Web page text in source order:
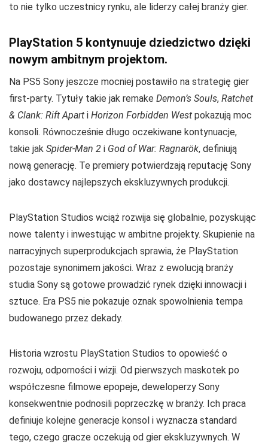
to nie tylko uczestnicy rynku, ale liderzy całej branży gier.
PlayStation 5 kontynuuje dziedzictwo dzięki
nowym ambitnym projektom.
Na PS5 Sony jeszcze mocniej postawiło na strategię gier
first-party. Tytuły takie jak remake Demon’s Souls, Ratchet
& Clank: Rift Apart i Horizon Forbidden West pokazują moc
konsoli. Równocześnie długo oczekiwane kontynuacje,
takie jak Spider-Man 2 i God of War: Ragnarök, definiują
nową generację. Te premiery potwierdzają reputację Sony
jako dostawcy najlepszych ekskluzywnych produkcji.
PlayStation Studios wciąż rozwija się globalnie, pozyskując
nowe talenty i inwestując w ambitne projekty. Skupienie na
narracyjnych superprodukcjach sprawia, że PlayStation
pozostaje synonimem jakości. Wraz z ewolucją branży
studia Sony są gotowe prowadzić rynek dzięki innowacji i
sztuce. Era PS5 nie pokazuje oznak spowolnienia tempa
budowanego przez dekady.
Historia wzrostu PlayStation Studios to opowieść o
rozwoju, odporności i wizji. Od pierwszych maskotek po
współczesne filmowe epopeje, deweloperzy Sony
konsekwentnie podnosili poprzeczkę w branży. Ich praca
definiuje kolejne generacje konsol i wyznacza standard
tego, czego gracze oczekują od gier ekskluzywnych. W